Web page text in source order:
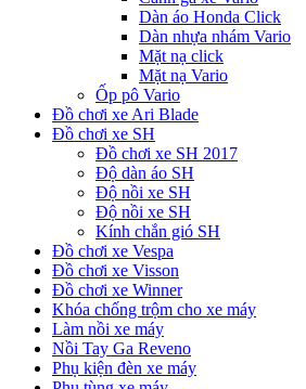
Dàn áo Honda Click
Dàn nhựa nhám Vario
Mặt nạ click
Mặt nạ Vario
Ốp pô Vario
Đồ chơi xe Ari Blade
Đồ chơi xe SH
Đồ chơi xe SH 2017
Độ dàn áo SH
Độ nồi xe SH
Độ nồi xe SH
Kính chắn gió SH
Đồ chơi xe Vespa
Đồ chơi xe Visson
Đồ chơi xe Winner
Khóa chống trộm cho xe máy
Làm nồi xe máy
Nồi Tay Ga Reveno
Phụ kiện đèn xe máy